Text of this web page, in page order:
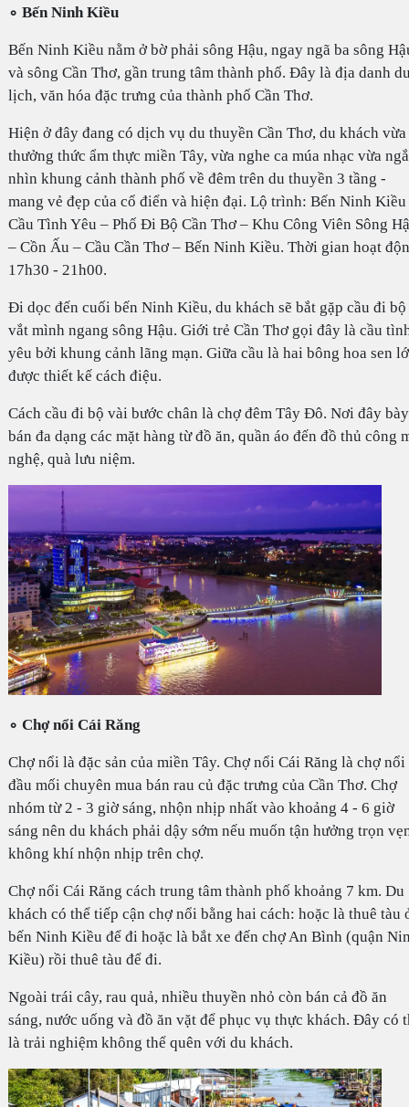
∘ Bến Ninh Kiều
Bến Ninh Kiều nằm ở bờ phải sông Hậu, ngay ngã ba sông
và sông Cần Thơ, gần trung tâm thành phố. Đây là địa danh
lịch, văn hóa đặc trưng của thành phố Cần Thơ.
Hiện ở đây đang có dịch vụ du thuyền Cần Thơ, du khách vừa
thưởng thức ẩm thực miền Tây, vừa nghe ca múa nhạc vừa
nhìn khung cảnh thành phố về đêm trên du thuyền 3 tầng -
mang vẻ đẹp của cổ điển và hiện đại. Lộ trình: Bến Ninh Kiều
Cầu Tình Yêu – Phố Đi Bộ Cần Thơ – Khu Công Viên Sông
– Cồn Ấu – Cầu Cần Thơ – Bến Ninh Kiều. Thời gian hoạt
17h30 - 21h00.
Đi dọc đến cuối bến Ninh Kiều, du khách sẽ bắt gặp cầu đi bộ
vắt mình ngang sông Hậu. Giới trẻ Cần Thơ gọi đây là cầu
yêu bởi khung cảnh lãng mạn. Giữa cầu là hai bông hoa sen
được thiết kế cách điệu.
Cách cầu đi bộ vài bước chân là chợ đêm Tây Đô. Nơi đây bày
bán đa dạng các mặt hàng từ đồ ăn, quần áo đến đồ thủ công
nghệ, quà lưu niệm.
∘ Chợ nổi Cái Răng
Chợ nổi là đặc sản của miền Tây. Chợ nổi Cái Răng là chợ nổi
đầu mối chuyên mua bán rau củ đặc trưng của Cần Thơ. Chợ
nhóm từ 2 - 3 giờ sáng, nhộn nhịp nhất vào khoảng 4 - 6 giờ
sáng nên du khách phải dậy sớm nếu muốn tận hưởng trọn
không khí nhộn nhịp trên chợ.
Chợ nổi Cái Răng cách trung tâm thành phố khoảng 7 km. Du
khách có thể tiếp cận chợ nổi bằng hai cách: hoặc là thuê tàu
bến Ninh Kiều để đi hoặc là bắt xe đến chợ An Bình (quận
Kiều) rồi thuê tàu để đi.
Ngoài trái cây, rau quả, nhiều thuyền nhỏ còn bán cả đồ ăn
sáng, nước uống và đồ ăn vặt để phục vụ thực khách. Đây có
là trải nghiệm không thể quên với du khách.